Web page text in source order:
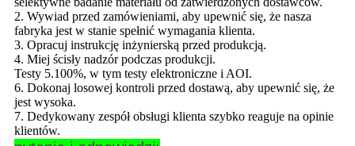
2. Wywiad przed zamówieniami, aby upewnić się, że nasza
fabryka jest w stanie spełnić wymagania klienta.
3. Opracuj instrukcję inżynierską przed produkcją.
4. Miej ścisły nadzór podczas produkcji.
Testy 5.100%, w tym testy elektroniczne i AOI.
6. Dokonaj losowej kontroli przed dostawą, aby upewnić się, że
jest wysoka.
7. Dedykowany zespół obsługi klienta szybko reaguje na opinie
klientów.